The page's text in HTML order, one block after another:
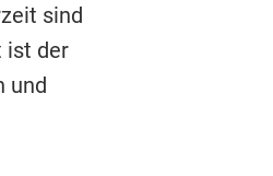
sind
ist der
und